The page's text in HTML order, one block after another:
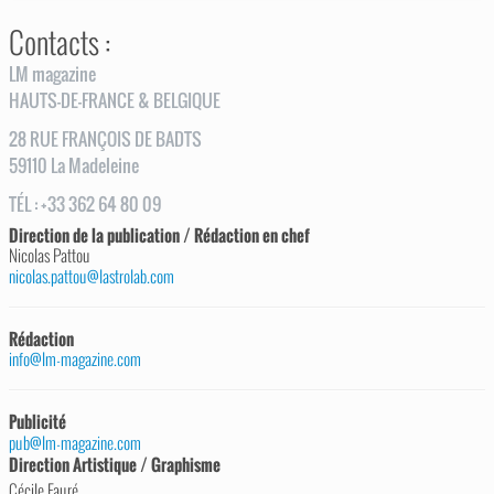
Contacts :
LM magazine
HAUTS-DE-FRANCE & BELGIQUE
28RUEFRANÇOIS DE BADTS
59110 La Madeleine
TÉL:+33 362 64 80 09
Direction de la publication / Rédaction en chef
Nicolas Pattou
nicolas.pattou@lastrolab.com
Rédaction
info@lm-magazine.com
Publicité
pub@lm-magazine.com
Direction Artistique / Graphisme
Cécile Fauré